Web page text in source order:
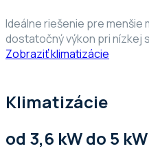
Ideálne riešenie pre
dostatočný výkon pri nízkej
Zobraziť klimatizácie
Klimatizácie
od 3,6 kW do 5 kW